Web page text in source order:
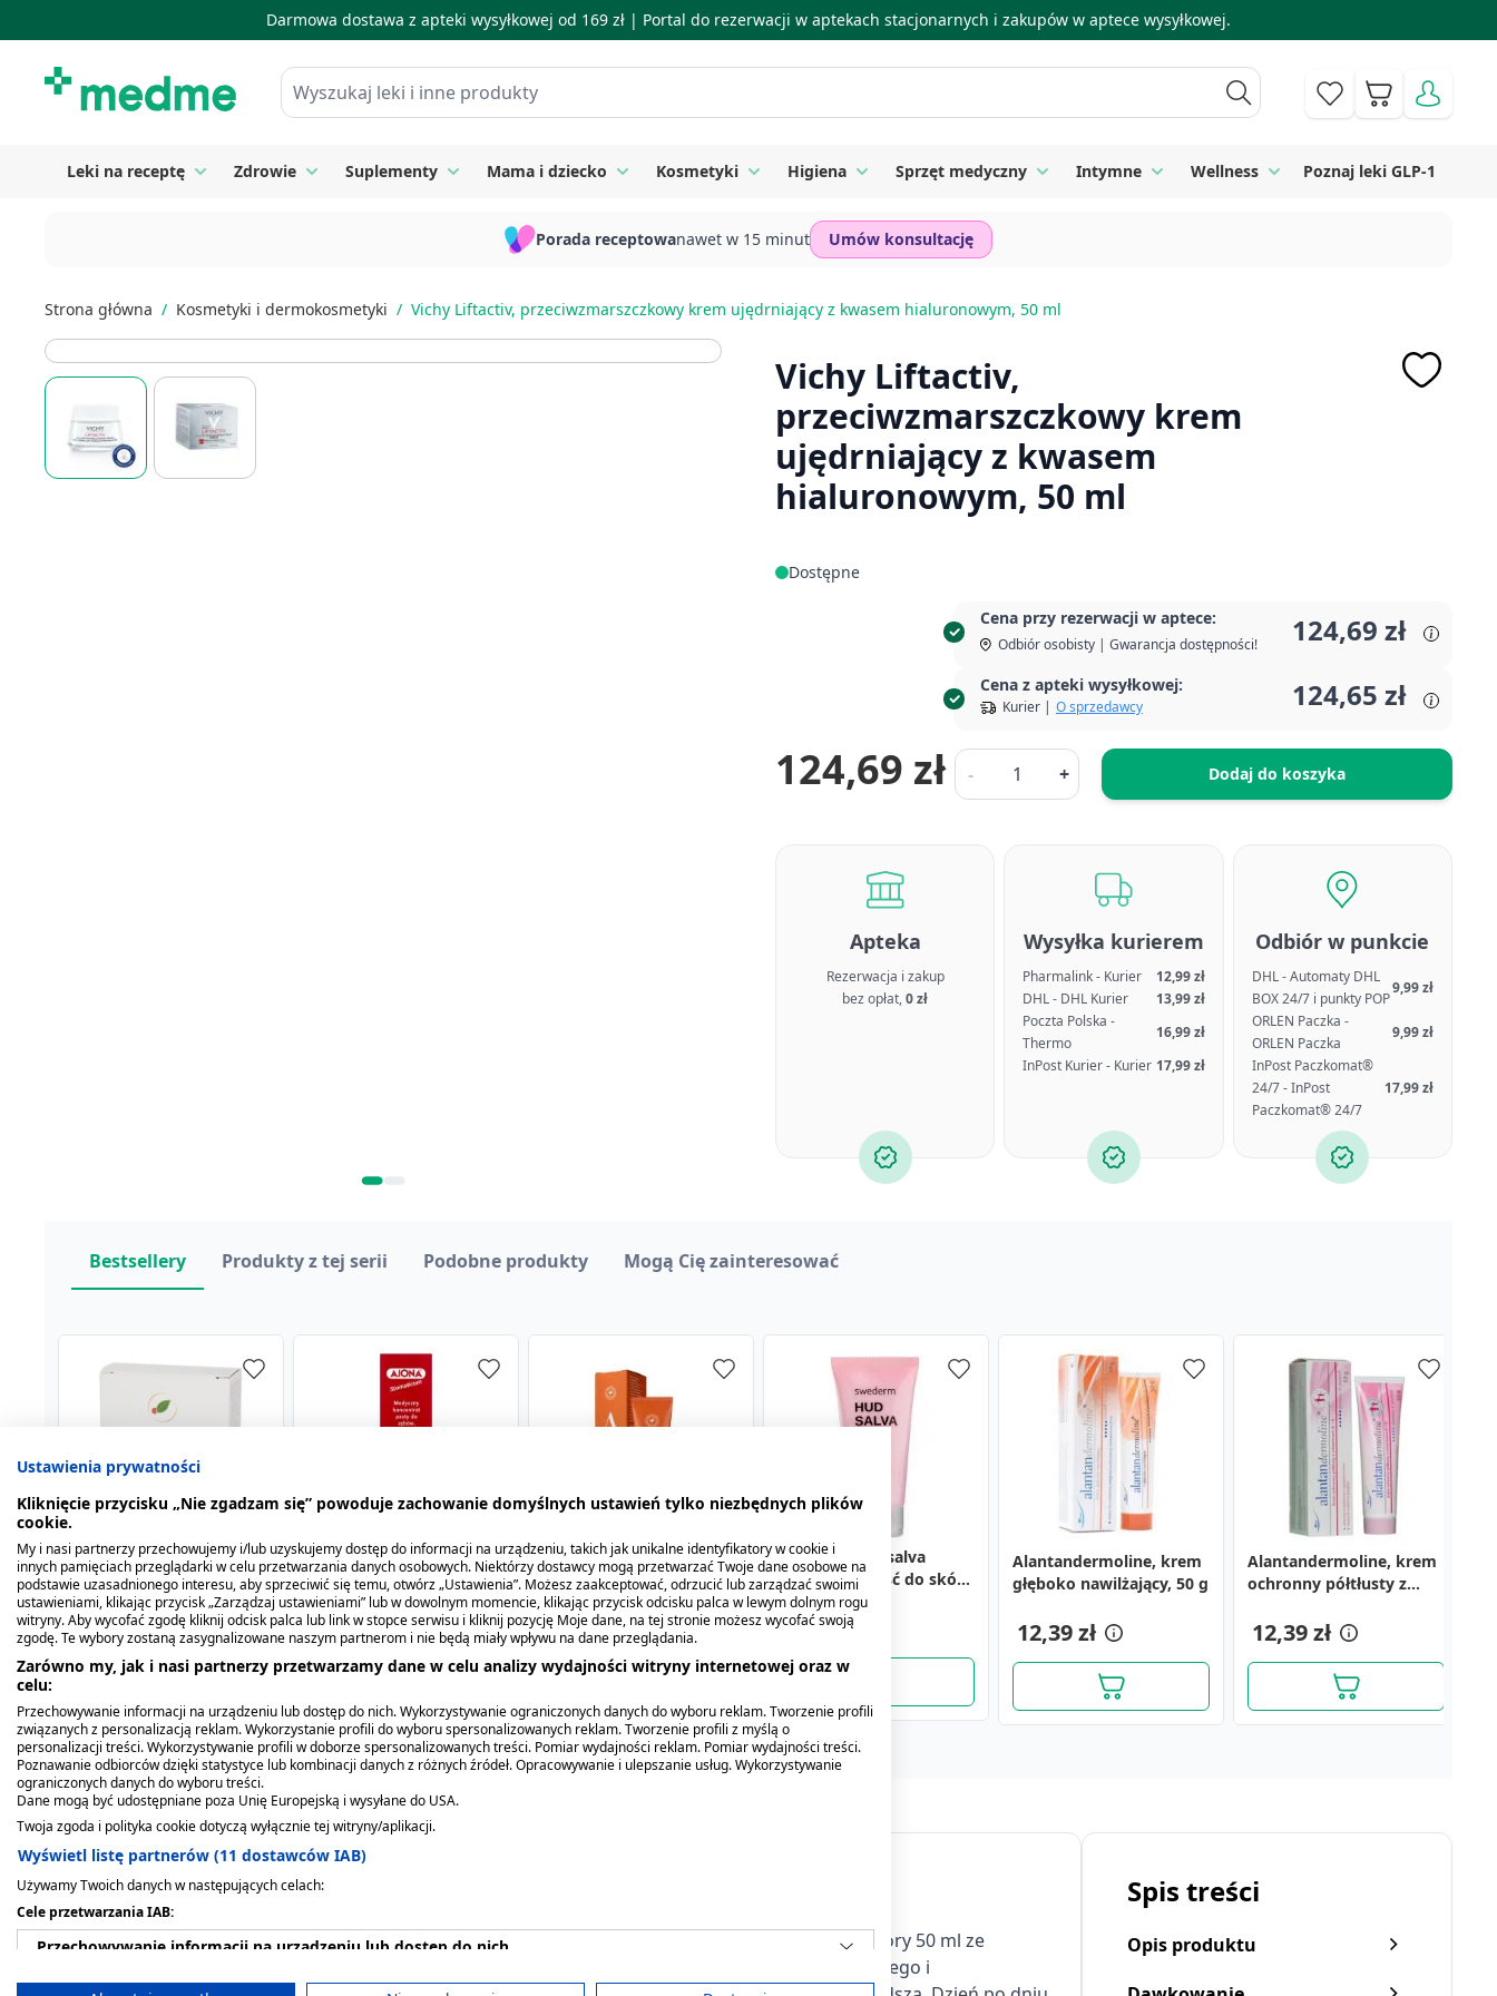
Darmowa dostawa z apteki wysyłkowej od 169 zł | Portal do rezerwacji w aptekach stacjonarnych i zakupów w aptece wysyłkowej.
Wyszukaj leki i inne produkty
Koszyk
Leki na receptę Toggle submenu for Leki na receptę
Zdrowie Toggle submenu for Zdrowie
Suplementy Toggle submenu for Suplementy
Mama i dziecko Toggle submenu for Mama i dziecko
Kosmetyki Toggle submenu for Kosmetyki
Higiena Toggle submenu for Higiena
Sprzęt medyczny Toggle submenu for Sprzęt medyczny
Intymne Toggle submenu for Intymne
Wellness Toggle submenu for Wellness
Poznaj leki GLP-1
Porada receptowanawet w 15 minut Umów konsultację
Strona główna / Kosmetyki i dermokosmetyki / Vichy Liftactiv, przeciwzmarszczkowy krem ujędrniający z kwasem hialuronowym, 50 ml
Vichy Liftactiv,
przeciwzmarszczkowy krem
ujędrniający z kwasem
hialuronowym, 50 ml
Dostępne
Cena przy rezerwacji w aptece:
Odbiór osobisty | Gwarancja dostępności! 124,69 zł
Cena z apteki wysyłkowej:
Kurier | O sprzedawcy 124,65 zł
124,69 zł -
Ilość
+ Dodaj do koszyka
Apteka
Rezerwacja i zakup
bez opłat,0 zł
Wysyłka kurierem
Pharmalink - Kurier
12,99 zł
DHL - DHL Kurier
13,99 zł
Poczta Polska -
Thermo
16,99 zł
InPost Kurier - Kurier 17,99 zł
Odbiór w punkcie
DHL - Automaty DHL
BOX 24/7 i punkty POP
9,99 zł
ORLEN Paczka -
ORLEN Paczka
9,99 zł
InPost Paczkomat®
24/7 - InPost
Paczkomat® 24/7
17,99 zł
Cyclo 3 Fort, 150 mg+150
mg+100 mg, kapsułki
twarde, 30 szt.
23,99 zł
Ajona Stomaticum,
koncentrat pasty do
zębów, 6 ml
3,49 zł
Masc ochronna z
witamina A,
(Lab.Gal.Olsztyn), 25 g
3,79 zł
Swederm Hudsalva
Vitamin E, maść do skóry
suchej, 50 ml
24,59 zł
Alantandermoline, krem
głęboko nawilżający, 50 g
12,39 zł
Alantandermoline, krem
ochronny półtłusty z
12,39 zł
Bestsellery Produkty z tej serii Podobne produkty Mogą Cię zainteresować
La Roche-P Hydraph.HA
Rich,krem,UV
SPF25,int.nawilz.,40ml
110,29 zł
Vichy Liftactiv Supreme,
przeciwzmarszczkowy, i
ujędrniający krem na
dzień, SPF30, 50 ml
124,69 zł
La Roche-Posay Nutritic
Intense Riche,
intensywna pielęgnacja
odżywczo-regenerująca,
50 ml
110,29 zł
Vichy Mineral 89, krem,
nawilzajacy 72h, 50 ml
98,39 zł
Masc z vit. A, ochronna,
800 j.m./g, (Hasco), 25 g
5,49 zł
Mediket Plus, szampon
przeciwłupieżowy, 100 ml
58,19 zł
Cetaphil PRO Itch
Control,
balsam,nawilż.,d/tw.,ciała,
236ml
47,89 zł
Spis treści
Opis produktu
Opis produktu
Vichy liftactiv przeciwzmarszczkowy krem ujędrniający z kwasem hialuronowym do suchej skóry 50 ml ze
skoncentrowanymi składnikami: czysty kwas hialuronowy, 5% ramnoza pochodzenia naturalnego i
Ustawienia prywatności
Kliknięcie przycisku „Nie zgadzam się” powoduje zachowanie domyślnych ustawień tylko niezbędnych plików
cookie.
My i nasi partnerzy przechowujemy i/lub uzyskujemy dostęp do informacji na urządzeniu, takich jak unikalne identyfikatory w cookie i
innych pamięciach przeglądarki w celu przetwarzania danych osobowych. Niektórzy dostawcy mogą przetwarzać Twoje dane osobowe na
podstawie uzasadnionego interesu, aby sprzeciwić się temu, otwórz „Ustawienia”. Możesz zaakceptować, odrzucić lub zarządzać swoimi
ustawieniami, klikając przycisk „Zarządzaj ustawieniami” lub w dowolnym momencie, klikając przycisk odcisku palca w lewym dolnym rogu
witryny. Aby wycofać zgodę kliknij odcisk palca lub link w stopce serwisu i kliknij pozycję Moje dane, na tej stronie możesz wycofać swoją
zgodę. Te wybory zostaną zasygnalizowane naszym partnerom i nie będą miały wpływu na dane przeglądania.
Zarówno my, jak i nasi partnerzy przetwarzamy dane w celu analizy wydajności witryny internetowej oraz w
celu:
Przechowywanie informacji na urządzeniu lub dostęp do nich. Wykorzystywanie ograniczonych danych do wyboru reklam. Tworzenie profili
związanych z personalizacją reklam. Wykorzystanie profili do wyboru spersonalizowanych reklam. Tworzenie profili z myślą o
personalizacji treści. Wykorzystywanie profili w doborze spersonalizowanych treści. Pomiar wydajności reklam. Pomiar wydajności treści.
Poznawanie odbiorców dzięki statystyce lub kombinacji danych z różnych źródeł. Opracowywanie i ulepszanie usług. Wykorzystywanie
ograniczonych danych do wyboru treści.
Dane mogą być udostępniane poza Unię Europejską i wysyłane do USA.
Twoja zgoda i polityka cookie dotyczą wyłącznie tej witryny/aplikacji.
Wyświetl listę partnerów (11 dostawców IAB)
Używamy Twoich danych w następujących celach:
Cele przetwarzania IAB:
Przechowywanie informacji na urządzeniu lub dostęp do nich